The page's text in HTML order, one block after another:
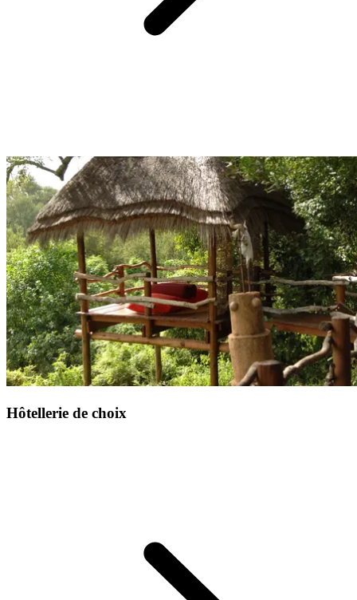
Lors de votre Circuit by Club Med, vous profitez de la pension
complète avec un forfait boisson à chaque repas.
Hôtellerie de choix